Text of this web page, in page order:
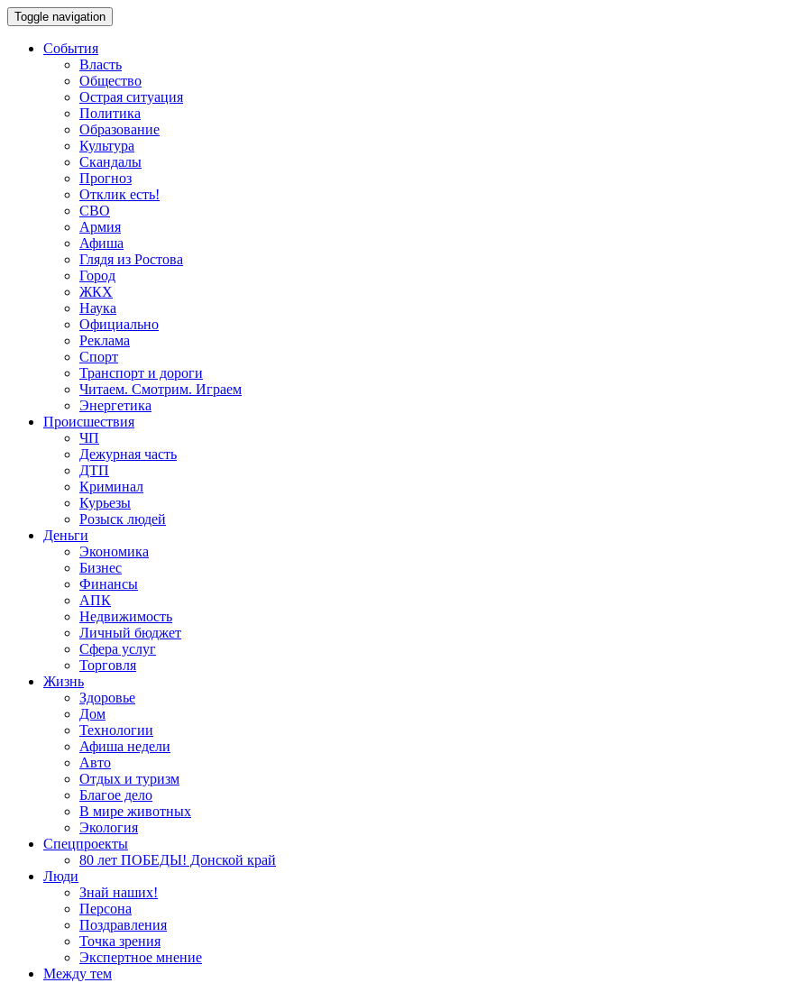
Toggle navigation
События
Власть
Общество
Острая ситуация
Политика
Образование
Культура
Скандалы
Прогноз
Отклик есть!
СВО
Армия
Афиша
Глядя из Ростова
Город
ЖКХ
Наука
Официально
Реклама
Спорт
Транспорт и дороги
Читаем. Смотрим. Играем
Энергетика
Происшествия
ЧП
Дежурная часть
ДТП
Криминал
Курьезы
Розыск людей
Деньги
Экономика
Бизнес
Финансы
АПК
Недвижимость
Личный бюджет
Сфера услуг
Торговля
Жизнь
Здоровье
Дом
Технологии
Афиша недели
Авто
Отдых и туризм
Благое дело
В мире животных
Экология
Спецпроекты
80 лет ПОБЕДЫ! Донской край
Люди
Знай наших!
Персона
Поздравления
Точка зрения
Экспертное мнение
Между тем